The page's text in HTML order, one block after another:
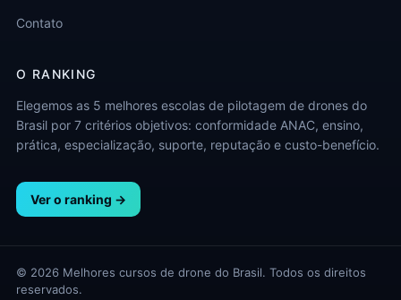
Contato
O RANKING
Elegemos as 5 melhores escolas de pilotagem de drones do
Brasil por 7 critérios objetivos: conformidade ANAC, ensino,
prática, especialização, suporte, reputação e custo-benefício.
Ver o ranking →
© 2026 Melhores cursos de drone do Brasil. Todos os direitos
reservados.